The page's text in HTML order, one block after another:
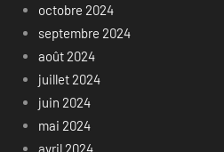
octobre 2024
septembre 2024
août 2024
juillet 2024
juin 2024
mai 2024
avril 2024